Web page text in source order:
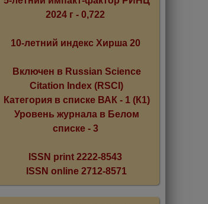
2024 г - 0,722
10-летний индекс Хирша 20
Включен в Russian Science
Citation Index (RSCI)
Категория в списке ВАК - 1 (К1)
Уровень журнала в Белом
списке - 3
ISSN print 2222-8543
ISSN online 2712-8571